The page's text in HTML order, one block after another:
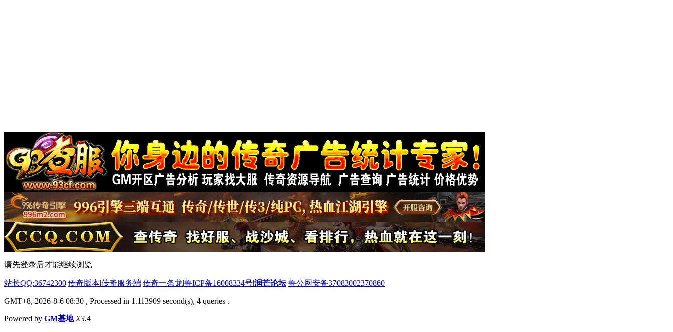
请先登录后才能继续浏览
站长QQ:36742300|传奇版本|传奇服务端|传奇一条龙|鲁ICP备16008334号|润芒论坛 鲁公网安备37083002370860
GMT+8, 2026-8-6 08:30 , Processed in 1.113909 second(s), 4 queries .
Powered by GM基地 X3.4